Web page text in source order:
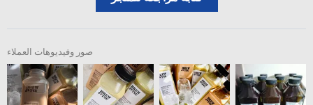
صور وفيديوهات العملاء